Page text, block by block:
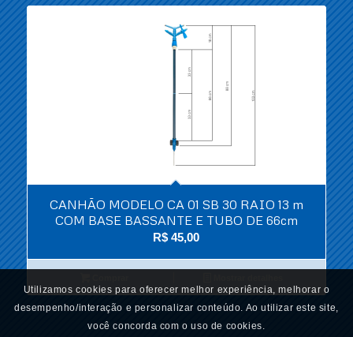
CANHÃO MODELO CA 01 SB 30 RAIO 13 m
COM BASE BASSANTE E TUBO DE 66cm
R$ 45,00
Utilizamos cookies para oferecer melhor experiência, melhorar o
desempenho/interação e personalizar conteúdo. Ao utilizar este site,
você concorda com o uso de cookies.